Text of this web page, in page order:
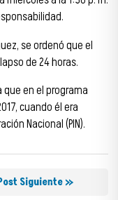
se ordenó que el
de 24 horas.
en el programa
cuando él era
Nacional (PIN).
Siguiente »